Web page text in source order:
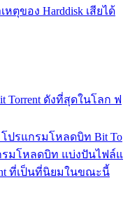
ตุของ Harddisk เสียได้
Torrent ดังที่สุดในโลก ฟ
ปรแกรมโหลดบิท Bit To
รมโหลดบิท แบ่งปันไฟล์แ
ที่เป็นที่นิยมในขณะนี้